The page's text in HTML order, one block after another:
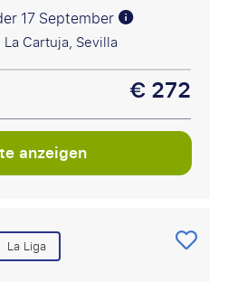
17 September
Cartuja, Sevilla
€ 272
anzeigen
La Liga